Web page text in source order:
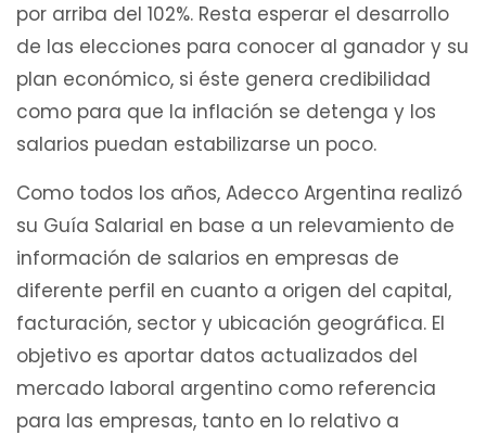
por arriba del 102%. Resta esperar el desarrollo
de las elecciones para conocer al ganador y su
plan económico, si éste genera credibilidad
como para que la inflación se detenga y los
salarios puedan estabilizarse un poco.
Como todos los años, Adecco Argentina realizó
su Guía Salarial en base a un relevamiento de
información de salarios en empresas de
diferente perfil en cuanto a origen del capital,
facturación, sector y ubicación geográfica. El
objetivo es aportar datos actualizados del
mercado laboral argentino como referencia
para las empresas, tanto en lo relativo a